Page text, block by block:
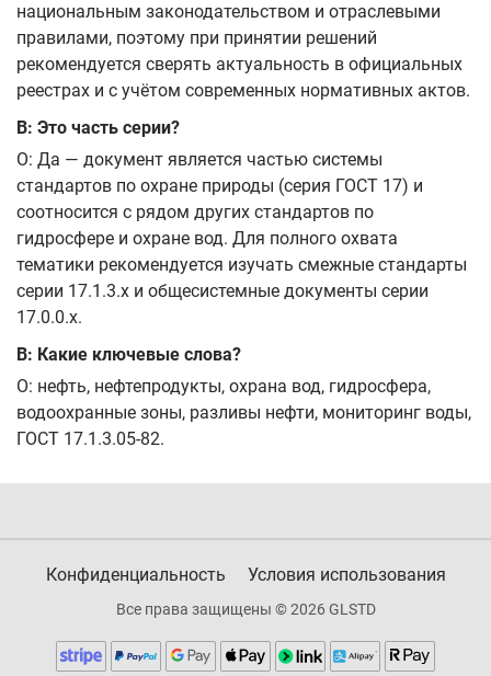
национальным законодательством и отраслевыми
правилами, поэтому при принятии решений
рекомендуется сверять актуальность в официальных
реестрах и с учётом современных нормативных актов.
В: Это часть серии?
О: Да — документ является частью системы
стандартов по охране природы (серия ГОСТ 17) и
соотносится с рядом других стандартов по
гидросфере и охране вод. Для полного охвата
тематики рекомендуется изучать смежные стандарты
серии 17.1.3.x и общесистемные документы серии
17.0.0.x.
В: Какие ключевые слова?
О: нефть, нефтепродукты, охрана вод, гидросфера,
водоохранные зоны, разливы нефти, мониторинг воды,
ГОСТ 17.1.3.05-82.
Конфиденциальность Условия использования
Все права защищены © 2026 GLSTD